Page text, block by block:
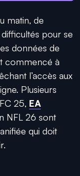
matin, de
pour se
données de
commencé à
l’accès aux
Plusieurs
25, EA
NFL 26 sont
qui doit